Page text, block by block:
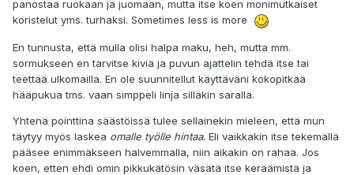
panostaa ruokaan ja juomaan, mutta itse koen monimutkaiset
koristelut yms. turhaksi. Sometimes less is more
En tunnusta, että mulla olisi halpa maku, heh, mutta mm.
sormukseen en tarvitse kiviä ja puvun ajattelin tehdä itse tai
teettää ulkomailla. En ole suunnitellut käyttäväni kokopitkää
hääpukua tms. vaan simppeli linja silläkin saralla.
Yhtenä pointtina säästöissä tulee sellainekin mieleen, että mun
täytyy myös laskea omalle työlle hintaa. Eli vaikkakin itse tekemällä
pääsee enimmäkseen halvemmalla, niin aikakin on rahaa. Jos
koen, etten ehdi omin pikkukätösin väsätä itse keräämistä ja